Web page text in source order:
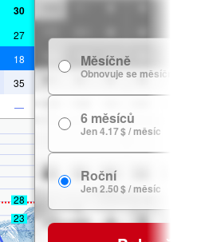
30
27
18
35
—
28
23
Měsíčně
Obnovuje se měsíčně
6 měsíců
Jen 4.17 $ / měsíc
Roční
Jen 2.50 $ / měsíc